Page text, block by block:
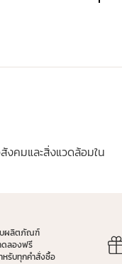
คมและสิ่งแวดล้อมใน
บผลิตภัณฑ์
ลองฟรี
หรับทุกคำสั่งซื้อ